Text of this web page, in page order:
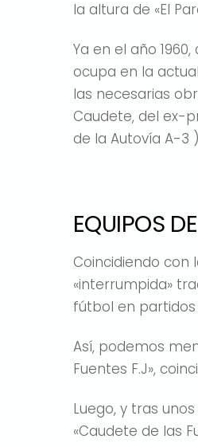
la altura de «El
Ya en el año
ocupa en la
las necesarias
Caudete, del ex-
de la Autovía A-3
EQUIPOS
Coincidiendo con
«interrumpida»
fútbol en partidos
Así, podemos
Fuentes F.J»,
Luego, y tras
«Caudete de las